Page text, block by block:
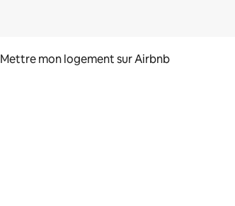
Mettre mon logement sur Airbnb